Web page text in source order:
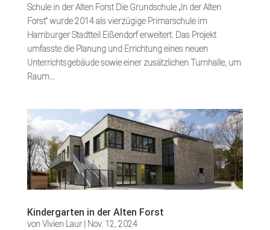
Schule in der Alten Forst Die Grundschule „In der Alten
Forst“ wurde 2014 als vierzügige Primarschule im
Hamburger Stadtteil Eißendorf erweitert. Das Projekt
umfasste die Planung und Errichtung eines neuen
Unterrichtsgebäude sowie einer zusätzlichen Turnhalle, um
Raum...
Kindergarten in der Alten Forst
vonVivien Laur| Nov. 12, 2024